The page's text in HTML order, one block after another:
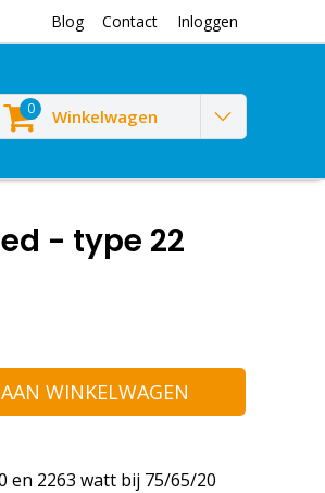
Blog Contact Inloggen
0 Winkelwagen
- type 22
WINKELWAGEN
en 2263 watt bij 75/65/20